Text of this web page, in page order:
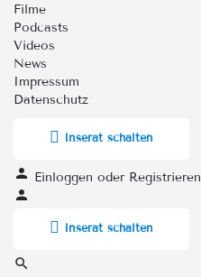
Filme
Podcasts
Videos
News
Impressum
Datenschutz
Inserat schalten
Einloggen oder Registrieren
Inserat schalten